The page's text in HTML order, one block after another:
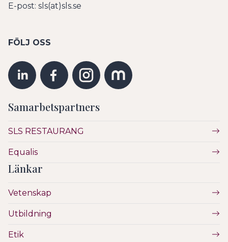
E-post: sls(at)sls.se
FÖLJ OSS
Samarbetspartners
SLS RESTAURANG
Equalis
Länkar
Vetenskap
Utbildning
Etik